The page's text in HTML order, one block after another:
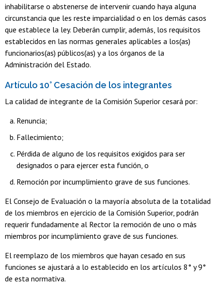
inhabilitarse o abstenerse de intervenir cuando haya alguna
circunstancia que les reste imparcialidad o en los demás casos
que establece la ley. Deberán cumplir, además, los requisitos
establecidos en las normas generales aplicables a los(as)
funcionarios(as) públicos(as) y a los órganos de la
Administración del Estado.
Artículo 10° Cesación de los integrantes
La calidad de integrante de la Comisión Superior cesará por:
Renuncia;
Fallecimiento;
Pérdida de alguno de los requisitos exigidos para ser
designados o para ejercer esta función, o
Remoción por incumplimiento grave de sus funciones.
El Consejo de Evaluación o la mayoría absoluta de la totalidad
de los miembros en ejercicio de la Comisión Superior, podrán
requerir fundadamente al Rector la remoción de uno o más
miembros por incumplimiento grave de sus funciones.
El reemplazo de los miembros que hayan cesado en sus
funciones se ajustará a lo establecido en los artículos 8° y 9°
de esta normativa.